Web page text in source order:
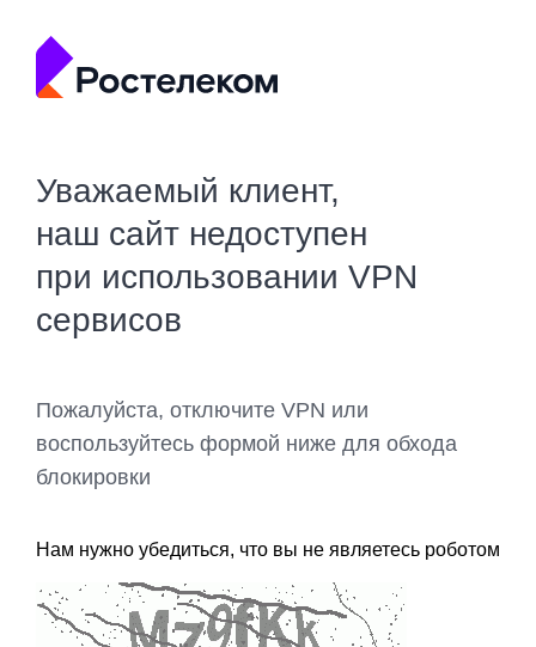
Уважаемый клиент,
наш сайт недоступен
при использовании VPN
сервисов
Пожалуйста, отключите VPN или
воспользуйтесь формой ниже для обхода
блокировки
Нам нужно убедиться, что вы не являетесь роботом